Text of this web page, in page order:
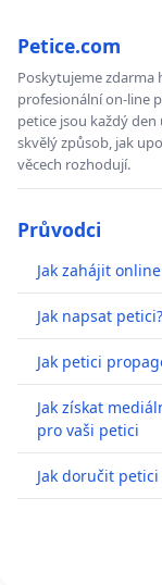
Petice.com
Poskytujeme
profesionální on-line
petice jsou každý
skvělý způsob, jak
věcech rozhodují.
Průvodci
Jak zahájit
Jak napsat petici?
Jak petici
Jak získat
pro vaši petici
Jak doručit petici